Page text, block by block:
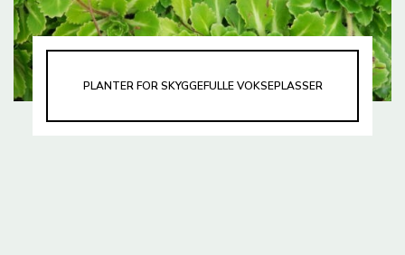
PLANTER FOR SKYGGEFULLE VOKSEPLASSER